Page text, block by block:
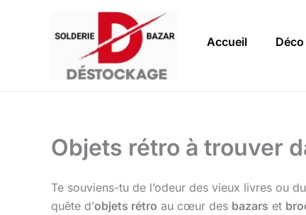
Accueil Déco
Objets rétro à trouver
Te souviens-tu de l’odeur des vieux livres ou
quête d’objets rétro au cœur des bazars et